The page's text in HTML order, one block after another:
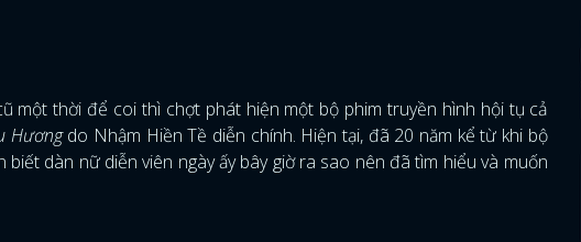
một thời để coi thì chợt phát hiện một bộ phim truyền hình hội tụ cả
Hươngdo Nhậm Hiền Tề diễn chính. Hiện tại, đã 20 năm kể từ khi bộ
dàn nữ diễn viên ngày ấy bây giờ ra sao nên đã tìm hiểu và muốn